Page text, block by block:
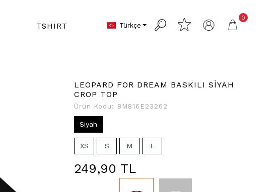
TSHIRT Türkçe
0
LEOPARD FOR DREAM BASKILI SİYAH
CROP TOP
Ürün Kodu: BM816E23262
Siyah
XS S M L
249,90 TL